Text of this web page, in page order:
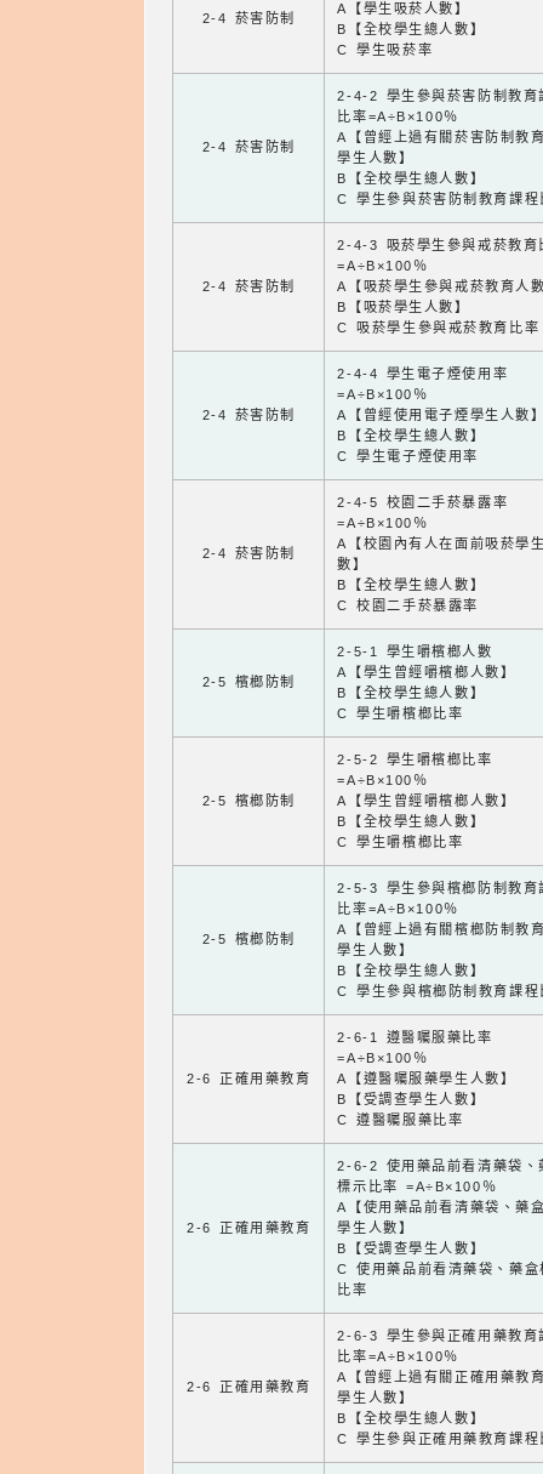
2-4 菸害防制
A【學生吸菸人數】
B【全校學生總人數】
C 學生吸菸率
2-4 菸害防制
2-4-2 學生參與菸害防制教育
比率=A÷B×100％
A【曾經上過有關菸害防制教
學生人數】
B【全校學生總人數】
C 學生參與菸害防制教育課程
2-4 菸害防制
2-4-3 吸菸學生參與戒菸教育
=A÷B×100％
A【吸菸學生參與戒菸教育人
B【吸菸學生人數】
C 吸菸學生參與戒菸教育比率
2-4 菸害防制
2-4-4 學生電子煙使用率
=A÷B×100％
A【曾經使用電子煙學生人數
B【全校學生總人數】
C 學生電子煙使用率
2-4 菸害防制
2-4-5 校園二手菸暴露率
=A÷B×100％
A【校園內有人在面前吸菸學
數】
B【全校學生總人數】
C 校園二手菸暴露率
2-5 檳榔防制
2-5-1 學生嚼檳榔人數
A【學生曾經嚼檳榔人數】
B【全校學生總人數】
C 學生嚼檳榔比率
2-5 檳榔防制
2-5-2 學生嚼檳榔比率
=A÷B×100％
A【學生曾經嚼檳榔人數】
B【全校學生總人數】
C 學生嚼檳榔比率
2-5 檳榔防制
2-5-3 學生參與檳榔防制教育
比率=A÷B×100％
A【曾經上過有關檳榔防制教
學生人數】
B【全校學生總人數】
C 學生參與檳榔防制教育課程
2-6 正確用藥教育
2-6-1 遵醫囑服藥比率
=A÷B×100％
A【遵醫囑服藥學生人數】
B【受調查學生人數】
C 遵醫囑服藥比率
2-6 正確用藥教育
2-6-2 使用藥品前看清藥袋、
標示比率 =A÷B×100％
A【使用藥品前看清藥袋、藥
學生人數】
B【受調查學生人數】
C 使用藥品前看清藥袋、藥盒
比率
2-6 正確用藥教育
2-6-3 學生參與正確用藥教育
比率=A÷B×100％
A【曾經上過有關正確用藥教
學生人數】
B【全校學生總人數】
C 學生參與正確用藥教育課程